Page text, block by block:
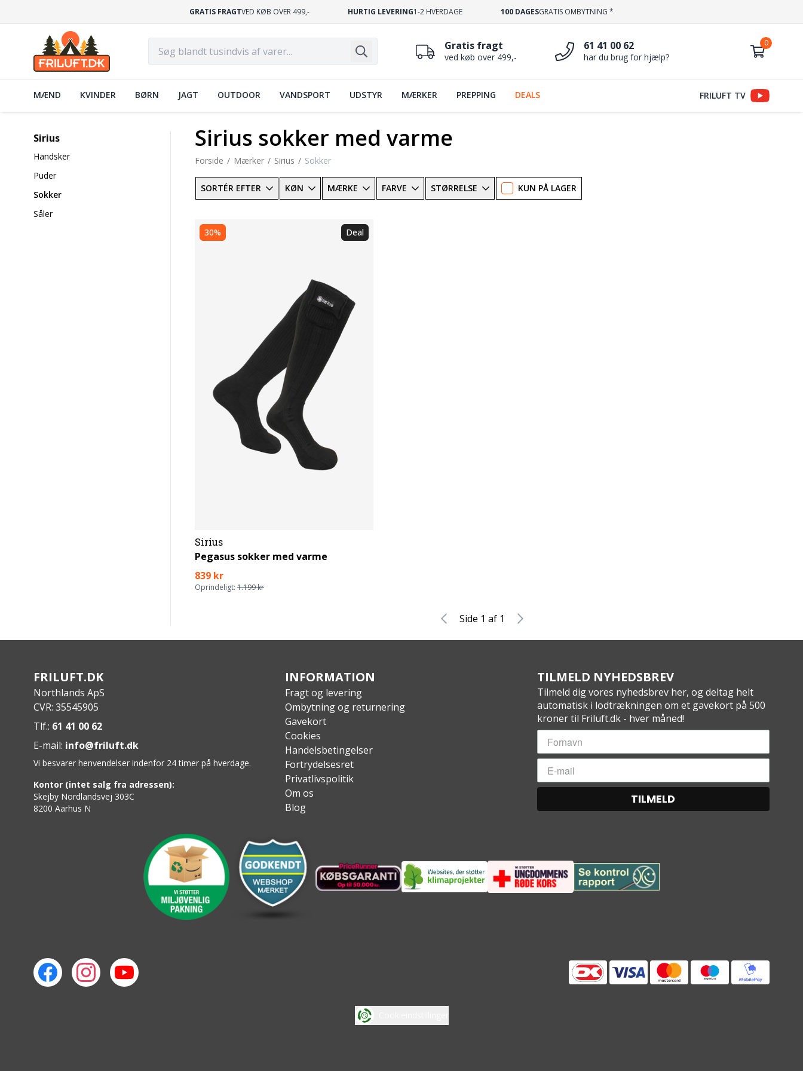
GRATIS FRAGTVED KØB OVER 499,- HURTIG LEVERING1-2 HVERDAGE 100 DAGESGRATIS OMBYTNING *
Gratis fragt
ved køb over 499,-
61 41 00 62
har du brug for hjælp?
MÆND KVINDER BØRN JAGT OUTDOOR VANDSPORT UDSTYR MÆRKER PREPPING DEALS FRILUFT TV
Sirius
Handsker
Puder
Sokker
Såler
Forside Mærker Sirius Sokker
Sirius sokker med varme
SORTÉR EFTER KØN MÆRKE FARVE STØRRELSE KUN PÅ LAGER
30% Deal
Sirius
Pegasus sokker med varme
839 kr
Oprindeligt: 1.199 kr
Side 1 af 1
FRILUFT.DK
Northlands ApS
CVR: 35545905
Tlf.: 61 41 00 62
E-mail: info@friluft.dk
Vi besvarer henvendelser indenfor 24 timer på hverdage.
Kontor (intet salg fra adressen):
Skejby Nordlandsvej 303C
8200 Aarhus N
INFORMATION
Fragt og levering
Ombytning og returnering
Gavekort
Cookies
Handelsbetingelser
Fortrydelsesret
Privatlivspolitik
Om os
Blog
TILMELD NYHEDSBREV
Tilmeld dig vores nyhedsbrev her, og deltag helt
automatisk i lodtrækningen om et gavekort på 500
kroner til Friluft.dk - hver måned!
TILMELD